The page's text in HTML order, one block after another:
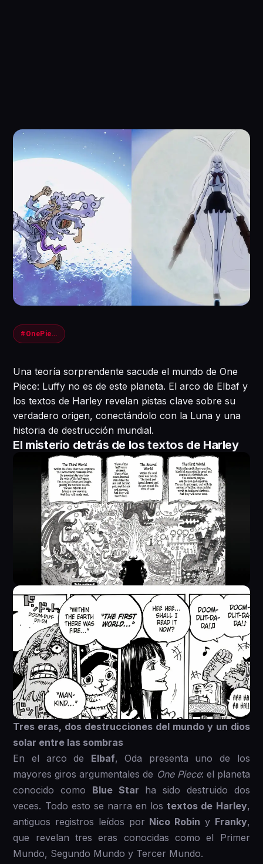
#OnePiece #Luffy #Gaming
Una teoría sorprendente sacude el mundo de One
Piece: Luffy no es de este planeta. El arco de Elbaf y
los textos de Harley revelan pistas clave sobre su
verdadero origen, conectándolo con la Luna y una
historia de destrucción mundial.
El misterio detrás de los textos de Harley
Tres eras, dos destrucciones del mundo y un dios
solar entre las sombras
En el arco de Elbaf, Oda presenta uno de los
mayores giros argumentales de One Piece: el planeta
conocido como Blue Star ha sido destruido dos
veces. Todo esto se narra en lostextos de Harley,
antiguos registros leídos por Nico Robin y Franky,
que revelan tres eras conocidas como el Primer
Mundo, Segundo Mundo y Tercer Mundo.